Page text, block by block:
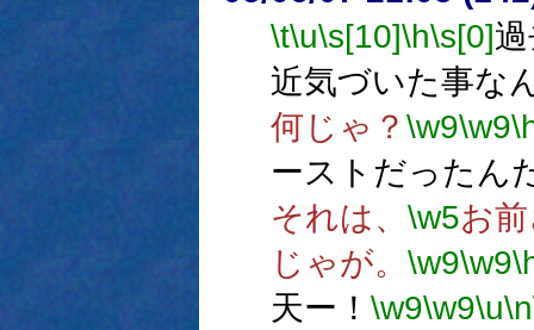
\t\u\s[10]\h\s[0]
近気づいた事な
何じゃ？ \w9\w9
ーストだったん
それは、 \w5お
じゃが。 \w9\w9
天ー！ \w9\w9\u\n